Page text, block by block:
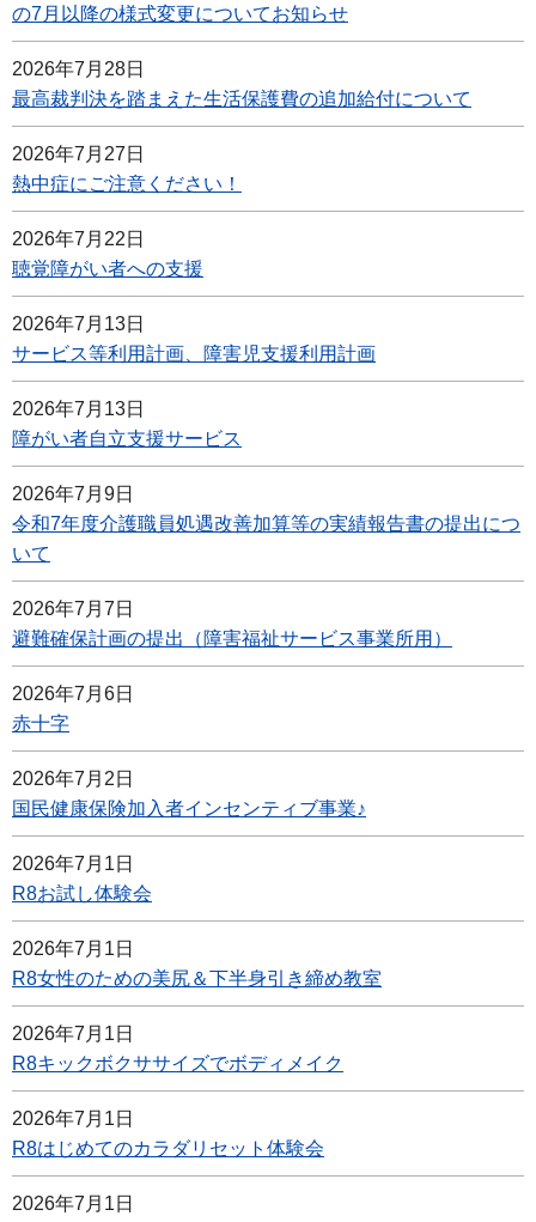
の7月以降の様式変更についてお知らせ
2026年7月28日
最高裁判決を踏まえた生活保護費の追加給付について
2026年7月27日
熱中症にご注意ください！
2026年7月22日
聴覚障がい者への支援
2026年7月13日
サービス等利用計画、障害児支援利用計画
2026年7月13日
障がい者自立支援サービス
2026年7月9日
令和7年度介護職員処遇改善加算等の実績報告書の提出につ
いて
2026年7月7日
避難確保計画の提出（障害福祉サービス事業所用）
2026年7月6日
赤十字
2026年7月2日
国民健康保険加入者インセンティブ事業♪
2026年7月1日
R8お試し体験会
2026年7月1日
R8女性のための美尻＆下半身引き締め教室
2026年7月1日
R8キックボクササイズでボディメイク
2026年7月1日
R8はじめてのカラダリセット体験会
2026年7月1日